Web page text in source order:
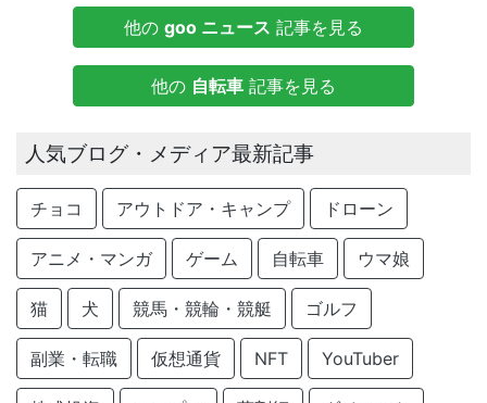
他の goo ニュース 記事を見る
他の 自転車 記事を見る
人気ブログ・メディア最新記事
チョコ アウトドア・キャンプ ドローン
アニメ・マンガ ゲーム 自転車 ウマ娘
猫 犬 競馬・競輪・競艇 ゴルフ
副業・転職 仮想通貨 NFT YouTuber